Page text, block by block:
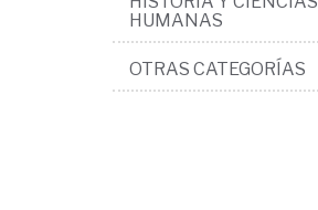
HUMANAS
OTRAS CATEGORÍAS